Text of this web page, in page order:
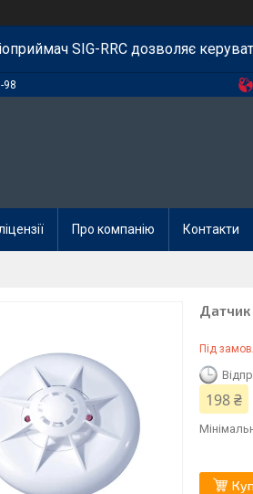
SIG-RRC дозволяє
98
Про компанію Контакти
Датчик
Під
198 ₴